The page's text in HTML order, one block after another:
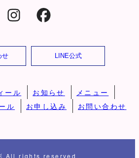
せ LINE公式
ール お知らせ
メニュー
ル お申し込み お問い合わせ
All rights reserved